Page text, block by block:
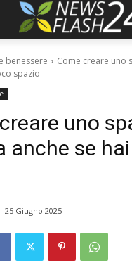
benessere
Come creare uno
spazio
uno
anche se
25 Giugno 2025